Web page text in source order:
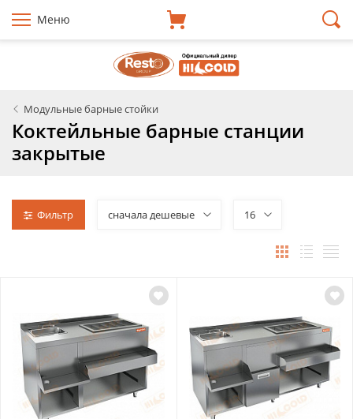
Меню
Модульные барные стойки
Коктейльные барные станции
закрытые
Фильтр сначала дешевые 16